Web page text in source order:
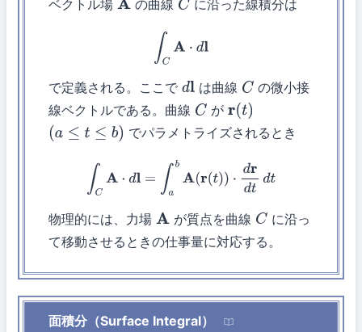
ベクトル場 A の曲線 Cに沿った線積分は
A
で定義される。ここで dl は曲線 C の微小接
線ベクトルである。曲線 Cが r(t)
(a≤t≤ b ) でパラメトライズされるとき
A⋅ b A r t) ⋅dr d t
物理的には、力場 A が質点を曲線 Cに沿っ
て移動させるときの仕事量に対応する。
面積分（Surface Integral）